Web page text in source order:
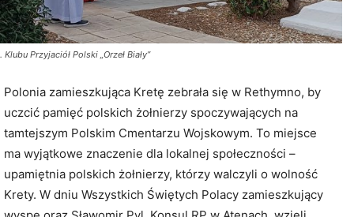
Klubu Przyjaciół Polski „Orzeł Biały”
Polonia zamieszkująca Kretę zebrała się w Rethymno, by
uczcić pamięć polskich żołnierzy spoczywających na
tamtejszym Polskim Cmentarzu Wojskowym. To miejsce
ma wyjątkowe znaczenie dla lokalnej społeczności –
upamiętnia polskich żołnierzy, którzy walczyli o wolność
Krety. W dniu Wszystkich Świętych Polacy zamieszkujący